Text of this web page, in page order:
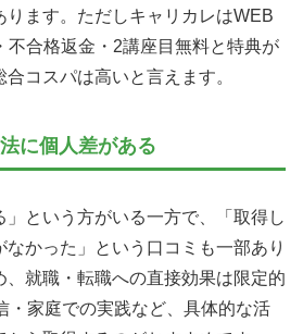
ります。ただしキャリカレはWEB
不合格返金・2講座目無料と特典が
コスパは高いと言えます。
に個人差がある
」という方がいる一方で、「取得し
かった」という口コミも一部あり
、就職・転職への直接効果は限定的
・家庭での実践など、具体的な活